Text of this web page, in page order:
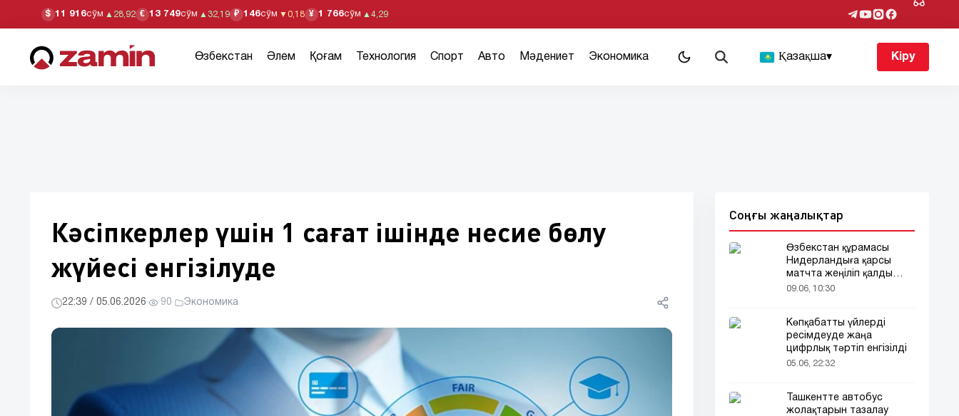
$ 11 916сўм ▲ 28,92 € 13 749сўм ▲ 32,19 ₽ 146сўм ▼ 0,18 ¥ 1 766сўм ▲ 4,29
Өзбекстан Әлем Қоғам Технология Спорт Авто Мәдениет Экономика Қазақша▾ Кіру
Кәсіпкерлер үшін 1 сағат ішінде несие бөлу
жүйесі енгізілуде
22:39 / 05.06.2026· 90· Экономика
Соңғы жаңалықтар
Өзбекстан құрамасы
Нидерландыға қарсы
матчта жеңіліп қалды
(видео)
09.06, 10:30
Көпқабатты үйлерді
ресімдеуде жаңа
цифрлық тәртіп енгізілді
05.06, 22:32
Ташкентте автобус
жолақтарын тазалау